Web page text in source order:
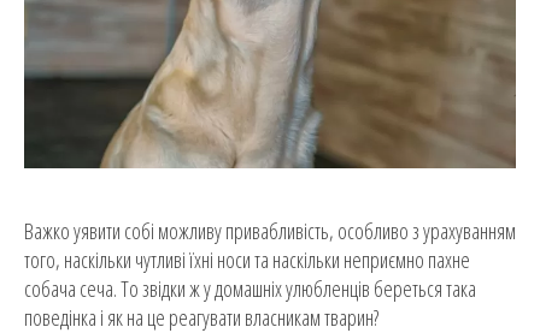
Важко уявити собі можливу привабливість, особливо з урахуванням
того, наскільки чутливі їхні носи та наскільки неприємно пахне
собача сеча. То звідки ж у домашніх улюбленців береться така
поведінка і як на це реагувати власникам тварин?